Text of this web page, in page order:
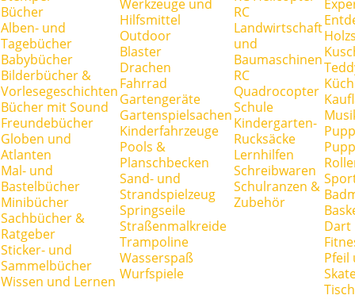
Bücher
Alben- und
Tagebücher
Babybücher
Bilderbücher &
Vorlesegeschichten
Bücher mit Sound
Freundebücher
Globen und
Atlanten
Mal- und
Bastelbücher
Minibücher
Sachbücher &
Ratgeber
Sticker- und
Sammelbücher
Wissen und Lernen
Werkzeuge und
Hilfsmittel
Outdoor
Blaster
Drachen
Fahrrad
Gartengeräte
Gartenspielsachen
Kinderfahrzeuge
Pools &
Planschbecken
Sand- und
Strandspielzeug
Springseile
Straßenmalkreide
Trampoline
Wasserspaß
Wurfspiele
RC
Landwirtschaft
und
Baumaschinen
RC
Quadrocopter
Schule
Kindergarten-
Rucksäcke
Lernhilfen
Schreibwaren
Schulranzen &
Zubehör
Dart
Pfeil